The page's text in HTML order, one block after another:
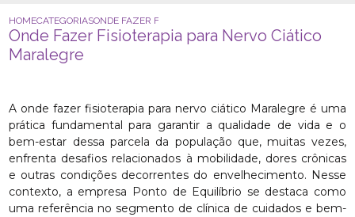
HOMECATEGORIASONDE FAZER FISIOTERAPIA PARA NERVO CIÁTICO
Onde Fazer Fisioterapia para Nervo Ciático
Maralegre
A onde fazer fisioterapia para nervo ciático Maralegre é uma
prática fundamental para garantir a qualidade de vida e o
bem-estar dessa parcela da população que, muitas vezes,
enfrenta desafios relacionados à mobilidade, dores crônicas
e outras condições decorrentes do envelhecimento. Nesse
contexto, a empresa Ponto de Equilíbrio se destaca como
uma referência no segmento de clínica de cuidados e bem-